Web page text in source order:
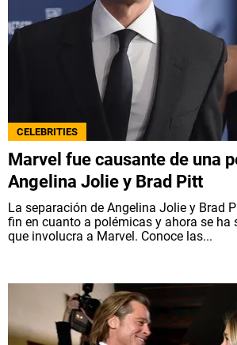
CELEBRITIES
Marvel fue causante de una
Angelina Jolie y Brad Pitt
La separación de Angelina Jolie y Brad
fin en cuanto a polémicas y ahora se ha
que involucra a Marvel. Conoce las...